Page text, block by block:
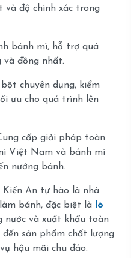
và độ chính xác trong
bánh mì, hỗ trợ quá
và đồng nhất.
chuyên dụng, kiểm
ưu cho quá trình lên
cấp giải pháp toàn
Việt Nam và bánh mì
nướng bánh.
Kiến An tự hào là nhà
bánh, đặc biệt là lò
nước và xuất khẩu toàn
sản phẩm chất lượng
hậu mãi chu đáo.